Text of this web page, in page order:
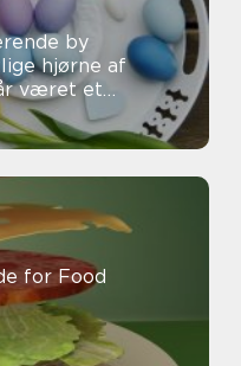
by
hjørne af
været et
for Food